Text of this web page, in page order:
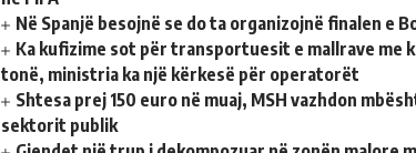
Në Spanjë besojnë se do ta organizojnë finalen e
Ka kufizime sot për transportuesit e mallrave me
tonë, ministria ka një kërkesë për operatorët
Shtesa prej 150 euro në muaj, MSH vazhdon
sektorit publik